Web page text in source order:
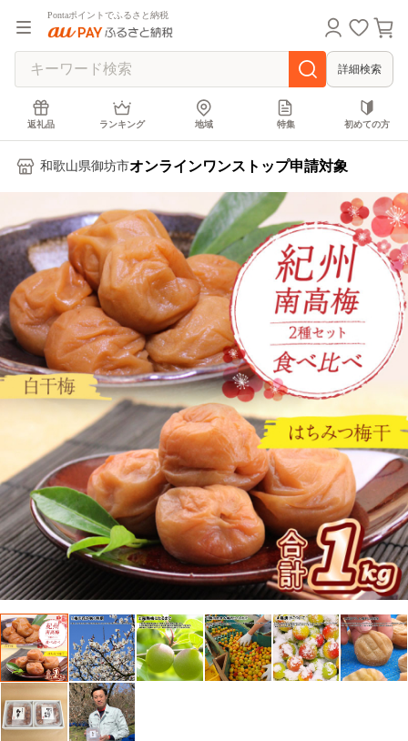
Pontaポイントでふるさと納税
詳細検索
返礼品 ランキング 地域 特集 初めての方
和歌山県御坊市オンラインワンストップ申請対象